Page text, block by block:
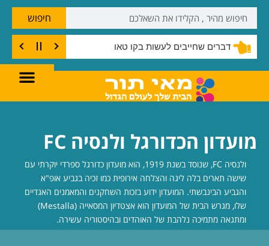
דברים שחייבים לעשות בקו טאו
חיפוש
מועדון הכדורגל ולנסיה FC
ולנסיה FC, שנוסד בשנת 1919, הוא מועדון כדורגל ספרדי יוקרתי עם
שישה תארים בלה ליגה והצלחה אירופית כמו זכיה בגביע אופ"א
והגביע הבינבשתי. המועדון ידוע בזכות השחקנים והמאמנים האגדיים
שלו, מגרש הבית של המועדון הוא אצטדיון המסאייה (Mestalla)
ומתגאה מתמיכה נלהבת של האוהדים ובהיסטוריה עשירה.